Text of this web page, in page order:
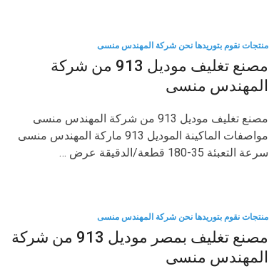
منتجات نقوم بتوريدها نحن شركة المهندس منسى
مصنع تغليف موديل 913 من شركة
المهندس منسى
مصنع تغليف موديل 913 من شركة المهندس منسى
مواصفات الماكينة الموديل 913 ماركة المهندس منسى
سرعة التعبئة 35-180 قطعة/الدقيقة عرض …
منتجات نقوم بتوريدها نحن شركة المهندس منسى
مصنع تغليف بمصر موديل 913 من شركة
المهندس منسى